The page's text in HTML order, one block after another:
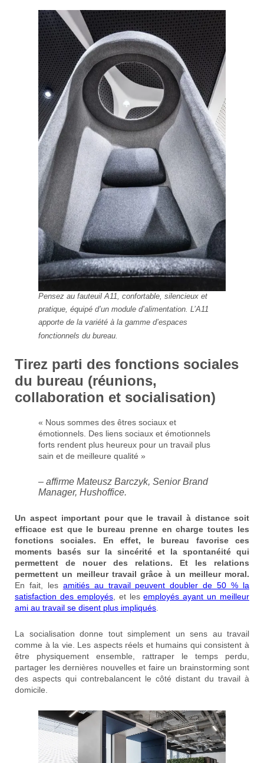
Pensez au fauteuil A11, confortable, silencieux et
pratique, équipé d’un module d’alimentation. L’A11
apporte de la variété à la gamme d’espaces
fonctionnels du bureau.
Tirez parti des fonctions sociales
du bureau (réunions,
collaboration et socialisation)
« Nous sommes des êtres sociaux et
émotionnels. Des liens sociaux et émotionnels
forts rendent plus heureux pour un travail plus
sain et de meilleure qualité »
– affirme Mateusz Barczyk, Senior Brand
Manager, Hushoffice.
Un aspect important pour que le travail à distance soit
efficace est que le bureau prenne en charge toutes les
fonctions sociales. En effet, le bureau favorise ces
moments basés sur la sincérité et la spontanéité qui
permettent de nouer des relations. Et les relations
permettent un meilleur travail grâce à un meilleur moral.
En fait, les amitiés au travail peuvent doubler de 50 % la
satisfaction des employés, et lesemployés ayant un meilleur
ami au travail se disent plus impliqués.
La socialisation donne tout simplement un sens au travail
comme à la vie. Les aspects réels et humains qui consistent à
être physiquement ensemble, rattraper le temps perdu,
partager les dernières nouvelles et faire un brainstorming sont
des aspects qui contrebalancent le côté distant du travail à
domicile.